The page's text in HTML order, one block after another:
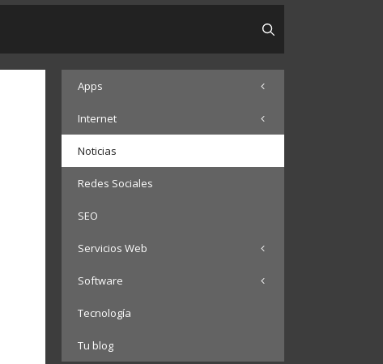
Apps
Internet
Noticias
Redes Sociales
SEO
Servicios Web
Software
Tecnología
Tu blog